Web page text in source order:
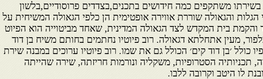
בשירתו משתקפים כמה חידושים בתכנים,בצדדים פרוסודיים,בלשון
הגלות והגאולה שוררת אווירה אופטימית הן כלפי הגאולה המשיחית על
והקמת בית המקדש לצד הגאולה המדינית, שאחד מביטוייה הוא הפיוט
מעין אתחלתא דגאולה. רוב פיוטיו נחתמים בחותם משיח בן דוד
כולל ׳בן דוד קים׳ הכולל גם את שמו. רוב פיוטיו ערוכים במבנה שירת
תכניותיה הסטרופיות, משקליה ונורמות חריזתה, שירה שהייתה
לו היטב וקרובה ללבו.